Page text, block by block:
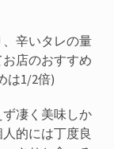
辛いタレの量
店のおすすめ
は1/2倍)
凄く美味しか
的には丁度良